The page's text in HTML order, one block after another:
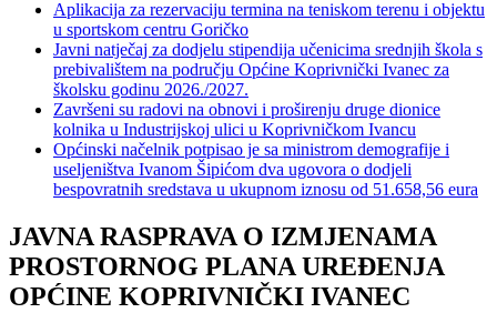
Aplikacija za rezervaciju termina na teniskom terenu i objektu
u sportskom centru Goričko
Javni natječaj za dodjelu stipendija učenicima srednjih škola s
prebivalištem na području Općine Koprivnički Ivanec za
školsku godinu 2026./2027.
Završeni su radovi na obnovi i proširenju druge dionice
kolnika u Industrijskoj ulici u Koprivničkom Ivancu
Općinski načelnik potpisao je sa ministrom demografije i
useljeništva Ivanom Šipićom dva ugovora o dodjeli
bespovratnih sredstava u ukupnom iznosu od 51.658,56 eura
JAVNA RASPRAVA O IZMJENAMA
PROSTORNOG PLANA UREĐENJA
OPĆINE KOPRIVNIČKI IVANEC